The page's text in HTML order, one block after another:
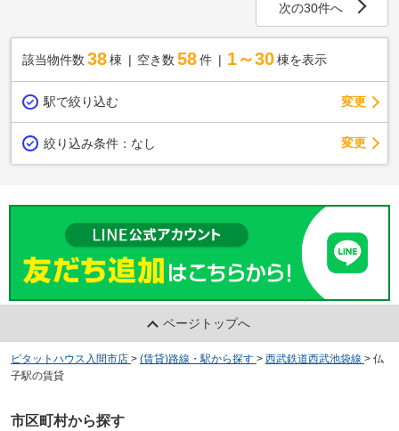
次の30件へ
該当物件数 38棟 空き数 58 件 1～30 棟を表示
駅で絞り込む 変更
絞り込み条件： なし 変更
ページトップへ
ピタットハウス入間市店 > (賃貸)路線・駅から探す > 西武鉄道西武池袋線 > 仏
子駅の賃貸
市区町村から探す